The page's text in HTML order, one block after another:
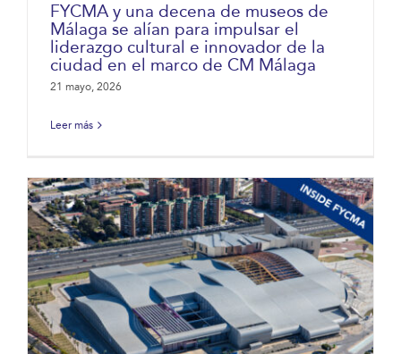
FYCMA y una decena de museos de
Málaga se alían para impulsar el
liderazgo cultural e innovador de la
ciudad en el marco de CM Málaga
21 mayo, 2026
Leer más